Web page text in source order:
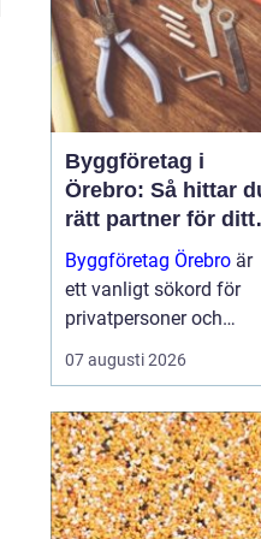
Byggföretag i
Örebro: Så hittar
rätt partner för ditt
projekt
Byggföretag Örebro är
ett vanligt sökord för
privatpersoner och
företag som planerar att
bygga nytt, renovera
huset. Många vill ha en
trygg by...
07 augusti 2026